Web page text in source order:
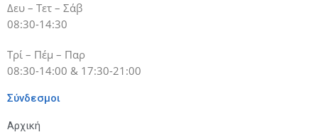
Δευ – Τετ – Σάβ
08:30-14:30
Τρί – Πέμ – Παρ
08:30-14:00 & 17:30-21:00
Σύνδεσμοι
Αρχική